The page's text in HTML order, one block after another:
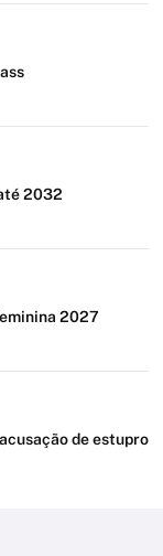
2032
2027
de estupro